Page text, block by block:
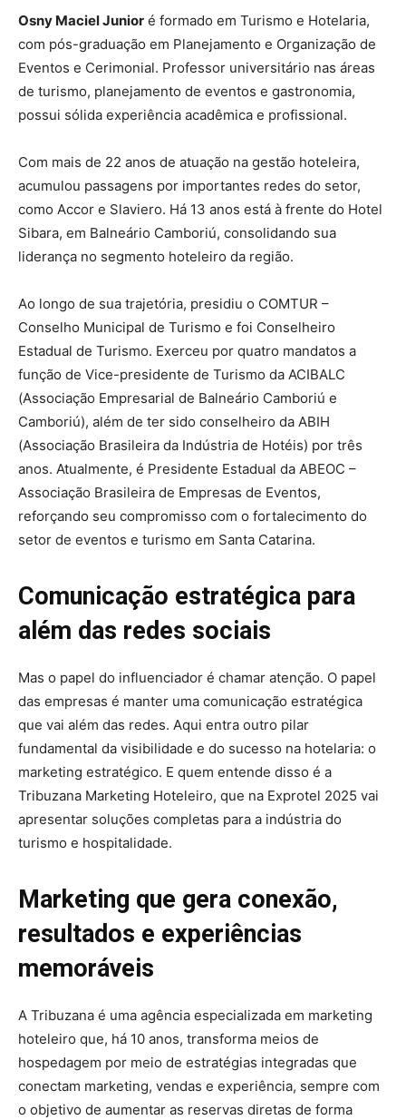
Osny Maciel Junior é formado em Turismo e Hotelaria,
com pós-graduação em Planejamento e Organização de
Eventos e Cerimonial. Professor universitário nas áreas
de turismo, planejamento de eventos e gastronomia,
possui sólida experiência acadêmica e profissional.
Com mais de 22 anos de atuação na gestão hoteleira,
acumulou passagens por importantes redes do setor,
como Accor e Slaviero. Há 13 anos está à frente do Hotel
Sibara, em Balneário Camboriú, consolidando sua
liderança no segmento hoteleiro da região.
Ao longo de sua trajetória, presidiu o COMTUR –
Conselho Municipal de Turismo e foi Conselheiro
Estadual de Turismo. Exerceu por quatro mandatos a
função de Vice-presidente de Turismo da ACIBALC
(Associação Empresarial de Balneário Camboriú e
Camboriú), além de ter sido conselheiro da ABIH
(Associação Brasileira da Indústria de Hotéis) por três
anos. Atualmente, é Presidente Estadual da ABEOC –
Associação Brasileira de Empresas de Eventos,
reforçando seu compromisso com o fortalecimento do
setor de eventos e turismo em Santa Catarina.
Comunicação estratégica para
além das redes sociais
Mas o papel do influenciador é chamar atenção. O papel
das empresas é manter uma comunicação estratégica
que vai além das redes. Aqui entra outro pilar
fundamental da visibilidade e do sucesso na hotelaria: o
marketing estratégico. E quem entende disso é a
Tribuzana Marketing Hoteleiro, que na Exprotel 2025 vai
apresentar soluções completas para a indústria do
turismo e hospitalidade.
Marketing que gera conexão,
resultados e experiências
memoráveis
A Tribuzana é uma agência especializada em marketing
hoteleiro que, há 10 anos, transforma meios de
hospedagem por meio de estratégias integradas que
conectam marketing, vendas e experiência, sempre com
o objetivo de aumentar as reservas diretas de forma